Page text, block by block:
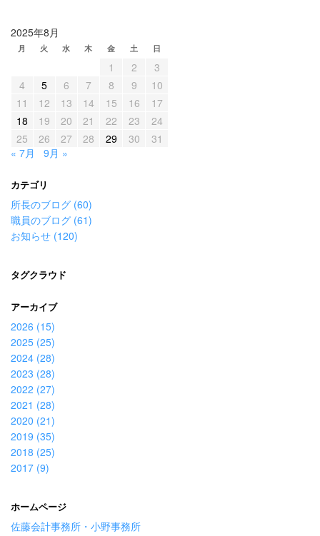
2025年8月
月 火 水 木 金 土 日
1 2
3
4
5 6 7 8 9
10
11
12 13 14 15 16
17
18
19 20 21 22 23
24
25
26 27 28 29 30
31
« 7月
9月 »
カテゴリ
所長のブログ (60)
職員のブログ (61)
お知らせ (120)
タグクラウド
アーカイブ
2026 (15)
2025 (25)
2024 (28)
2023 (28)
2022 (27)
2021 (28)
2020 (21)
2019 (35)
2018 (25)
2017 (9)
ホームページ
佐藤会計事務所・小野事務所